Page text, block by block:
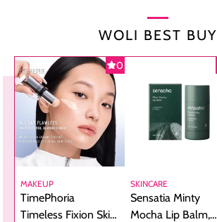
WOLI BEST BUY
0
MAKEUP
TimePhoria
Timeless Fixion Skin
SKINCARE
Sensatia Minty
Mocha Lip Balm,